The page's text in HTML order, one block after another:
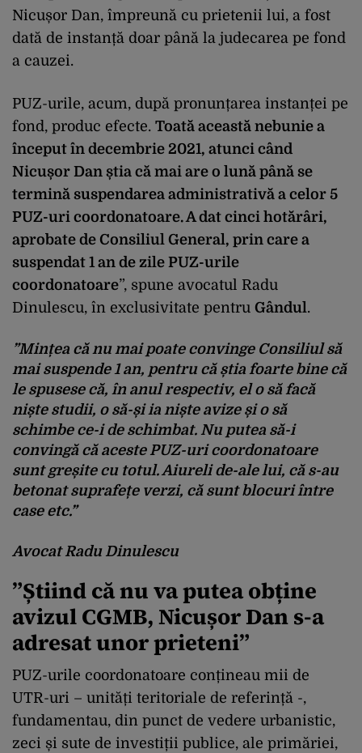
Nicușor Dan, împreună cu prietenii lui, a fost
dată de instanță doar până la judecarea pe fond
a cauzei.
PUZ-urile, acum, după pronunțarea instanței pe
fond, produc efecte. Toată această nebunie a
început în decembrie 2021, atunci când
Nicușor Dan știa că mai are o lună până se
termină suspendarea administrativă a celor 5
PUZ-uri coordonatoare. A dat cinci hotărâri,
aprobate de Consiliul General, prin care a
suspendat 1 an de zile PUZ-urile
coordonatoare”, spune avocatul Radu
Dinulescu, în exclusivitate pentru Gândul.
”Mințea că nu mai poate convinge Consiliul să
mai suspende 1 an, pentru că știa foarte bine că
le spusese că, în anul respectiv, el o să facă
niște studii, o să-și ia niște avize și o să
schimbe ce-i de schimbat. Nu putea să-i
convingă că aceste PUZ-uri coordonatoare
sunt greșite cu totul. Aiureli de-ale lui, că s-au
betonat suprafețe verzi, că sunt blocuri între
case etc.”
Avocat Radu Dinulescu
”Știind că nu va putea obține
avizul CGMB, Nicușor Dan s-a
adresat unor prieteni”
PUZ-urile coordonatoare conțineau mii de
UTR-uri – unități teritoriale de referință -,
fundamentau, din punct de vedere urbanistic,
zeci și sute de investiții publice, ale primăriei,